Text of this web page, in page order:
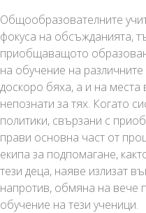
Общообразователните
фокуса на обсъжданията,
приобщаващото
на обучение на
доскоро бяха, а и на
непознати за тях. Когато
политики, свързани с
прави основна част от
екипа за подпомагане,
тези деца, наяве излизат
напротив, обмяна на вече
обучение на тези ученици.